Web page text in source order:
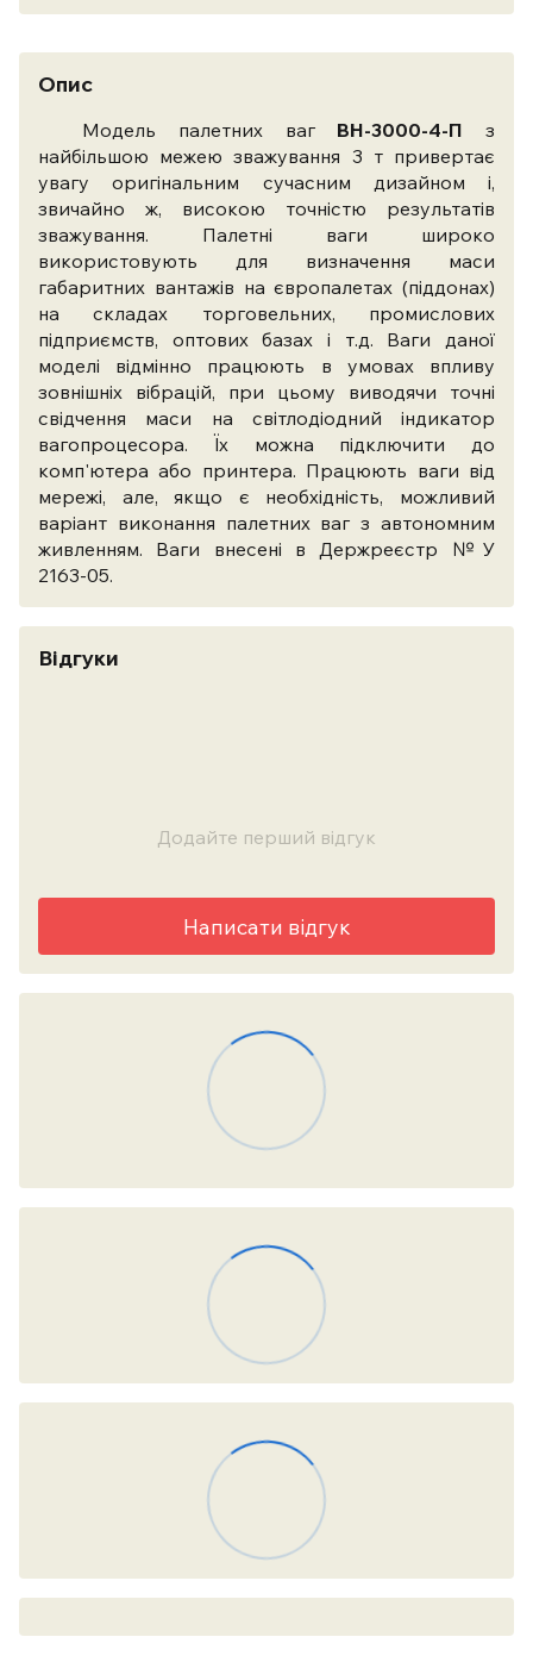
Опис
Модель палетних ваг ВН-3000-4-П з
найбільшою межею зважування 3 т привертає
увагу оригінальним сучасним дизайном і,
звичайно ж, високою точністю результатів
зважування. Палетні ваги широко
використовують для визначення маси
габаритних вантажів на європалетах (піддонах)
на складах торговельних, промислових
підприємств, оптових базах і т.д. Ваги даної
моделі відмінно працюють в умовах впливу
зовнішніх вібрацій, при цьому виводячи точні
свідчення маси на світлодіодний індикатор
вагопроцесора. Їх можна підключити до
комп'ютера або принтера. Працюють ваги від
мережі, але, якщо є необхідність, можливий
варіант виконання палетних ваг з автономним
живленням. Ваги внесені в Держреєстр №У
2163-05.
Відгуки
Додайте перший відгук
Написати відгук